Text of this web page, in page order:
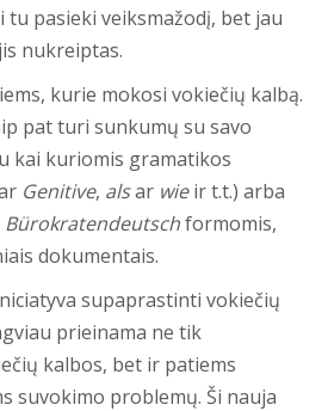
pasieki veiksmažodį, bet jau
nukreiptas.
kurie mokosi vokiečių kalbą.
pat turi sunkumų su savo
kai kuriomis gramatikos
Genitive, alsar wieir t.t.) arba
Bürokratendeutschformomis,
dokumentais.
supaprastinti vokiečių
prieinama ne tik
kalbos, bet ir patiems
suvokimo problemų. Ši nauja